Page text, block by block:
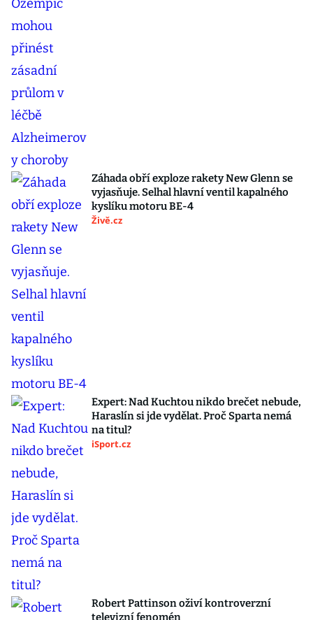
Záhada obří exploze rakety New Glenn se
vyjasňuje. Selhal hlavní ventil kapalného
kyslíku motoru BE-4
Živě.cz
Expert: Nad Kuchtou nikdo brečet nebude,
Haraslín si jde vydělat. Proč Sparta nemá
na titul?
iSport.cz
Robert Pattinson oživí kontroverzní
televizní fenomén